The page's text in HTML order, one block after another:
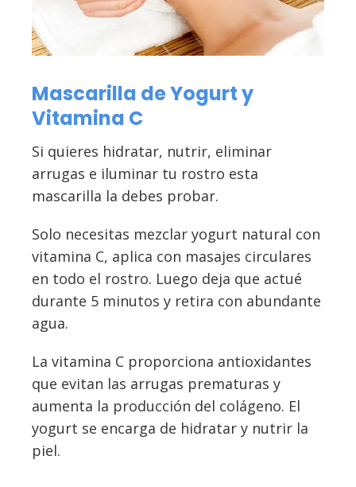
Mascarilla de Yogurt y
Vitamina C
Si quieres hidratar, nutrir, eliminar
arrugas e iluminar tu rostro esta
mascarilla la debes probar.
Solo necesitas mezclar yogurt natural con
vitamina C, aplica con masajes circulares
en todo el rostro. Luego deja que actué
durante 5 minutos y retira con abundante
agua.
La vitamina C proporciona antioxidantes
que evitan las arrugas prematuras y
aumenta la producción del colágeno. El
yogurt se encarga de hidratar y nutrir la
piel.